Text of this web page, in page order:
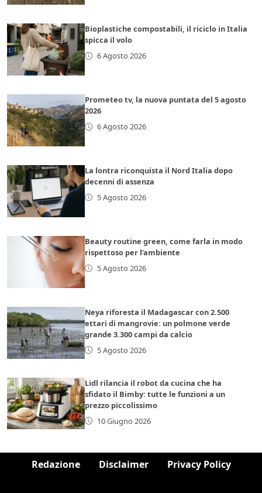
Bioplastiche compostabili, il riciclo in Italia
spicca il volo
6 Agosto 2026
Prometeo tv, la nuova puntata del 5 agosto
2026
6 Agosto 2026
La lontra riconquista il Nord Italia dopo
decenni di assenza
5 Agosto 2026
Beauty routine green, come farla in modo
rispettoso per l’ambiente
5 Agosto 2026
Neya riforesta il Madagascar con 2.500
ettari di mangrovie: un polmone verde
grande 3.300 campi da calcio
5 Agosto 2026
Lidl rilancia il robot da cucina che ha
sfidato il Bimby: tutte le funzioni a un
prezzo piccolissimo
10 Giugno 2026
Redazione Disclaimer Privacy Policy